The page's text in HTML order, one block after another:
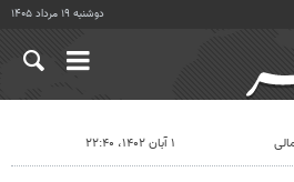
دوشنبه ۱۹ مرداد ۱۴۰۵
۱ آبان ۱۴۰۲، ۲۲:۴۰